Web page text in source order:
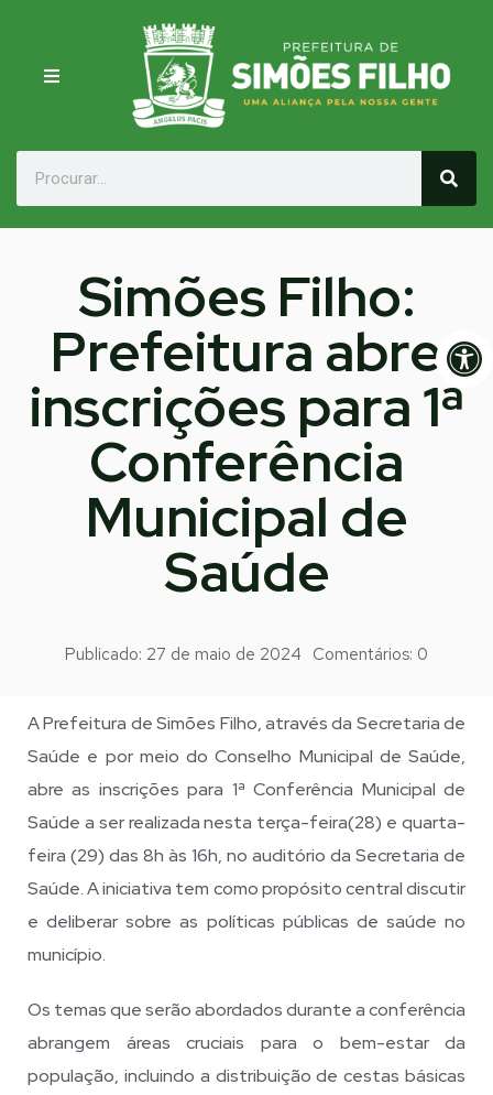
Simões Filho:
Prefeitura abre
inscrições para 1ª
Conferência
Municipal de
Saúde
Publicado: 27 de maio de 2024 Comentários: 0
A Prefeitura de Simões Filho, através da Secretaria de
Saúde e por meio do Conselho Municipal de Saúde,
abre as inscrições para 1ª Conferência Municipal de
Saúde a ser realizada nesta terça-feira(28) e quarta-
feira (29) das 8h às 16h, no auditório da Secretaria de
Saúde. A iniciativa tem como propósito central discutir
e deliberar sobre as políticas públicas de saúde no
município.
Os temas que serão abordados durante a conferência
abrangem áreas cruciais para o bem-estar da
população, incluindo a distribuição de cestas básicas